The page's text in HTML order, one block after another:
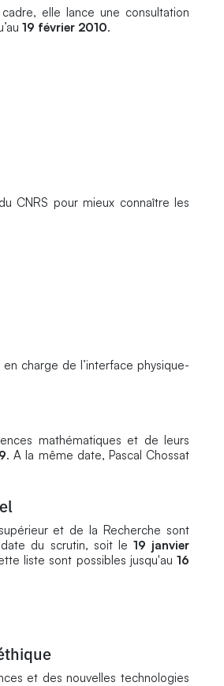
elle lance une consultation
19 février 2010.
CNRS pour mieux connaître les
charge de l’interface physique-
mathématiques et de leurs
. A la même date, Pascal Chossat
et de la Recherche sont
du scrutin, soit le 19 janvier
liste sont possibles jusqu'au16
et des nouvelles technologies